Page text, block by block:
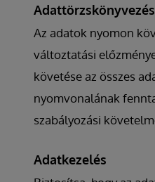
Az adatok nyomon
változtatási
követése az összes
nyomvonalának
szabályozási
Adatkezelés